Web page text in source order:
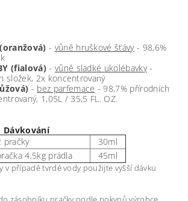
(oranžová) - vůně hruškové šťávy- 98,6%
(fialová)- vůně sladké ukolébavky-
složek, 2x koncentrovaný
- bez parfemace - 98,7% přírodních
1,05L / 35,5 FL. OZ.
Dávkování
pračky
30ml
4,5kg prádla
45ml
v případě tvrdé vody použijte vyšší dávku